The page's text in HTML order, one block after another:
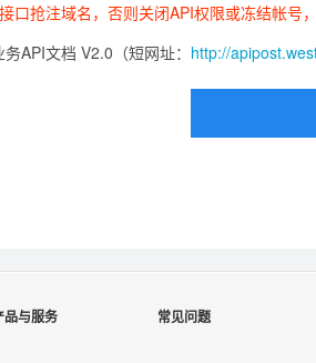
口抢注域名，否则关闭API权限或冻结帐号
API文档 V2.0（短网址： http://
品与服务 常见问题